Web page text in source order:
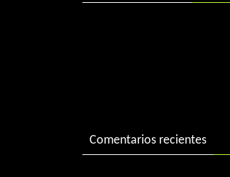
Comentarios recientes